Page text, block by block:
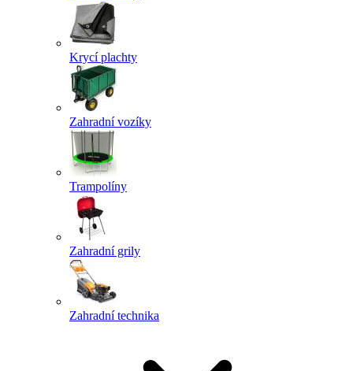
Krycí plachty
Zahradní vozíky
Trampolíny
Zahradní grily
Zahradní technika